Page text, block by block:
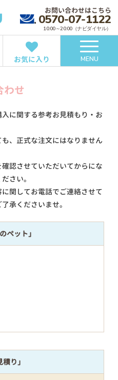
お問い合わせはこちら
0570-07-1122
10:00～20:00（ナビダイヤル）
お気に入り MENU
わせ
に関する参考お見積もり・お
、正式な注文にはなりません
認させていただいてからにな
さい。
関してお電話でご連絡させて
承くださいませ。
ペット」
積り」